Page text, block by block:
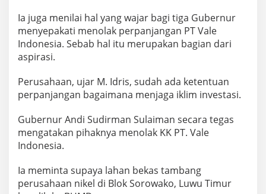
Ia juga menilai hal yang wajar bagi tiga Gubernur
menyepakati menolak perpanjangan PT Vale
Indonesia. Sebab hal itu merupakan bagian dari
aspirasi.
Perusahaan, ujar M. Idris, sudah ada ketentuan
perpanjangan bagaimana menjaga iklim investasi.
Gubernur Andi Sudirman Sulaiman secara tegas
mengatakan pihaknya menolak KK PT. Vale
Indonesia.
Ia meminta supaya lahan bekas tambang
perusahaan nikel di Blok Sorowako, Luwu Timur